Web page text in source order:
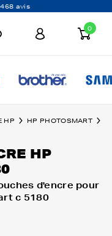
avis
0
HP HP PHOTOSMART
HP
d'encre pour
c 5180